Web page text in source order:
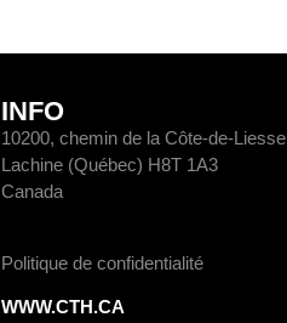
INFO
10200, chemin de la Côte-de-Liesse
Lachine (Québec) H8T 1A3
Canada
Politique de confidentialité
WWW.CTH.CA